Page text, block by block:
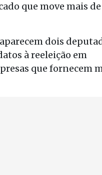
que move mais de
dois
à reeleição em
que fornecem